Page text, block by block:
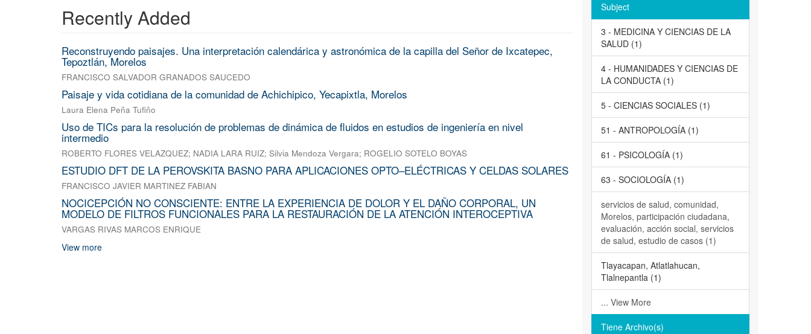
Recently Added
Reconstruyendo paisajes. Una interpretación calendárica y astronómica de la capilla del Señor de Ixcatepec,
Tepoztlán, Morelos
FRANCISCO SALVADOR GRANADOS SAUCEDO
Paisaje y vida cotidiana de la comunidad de Achichipico, Yecapixtla, Morelos
Laura Elena Peña Tufiño
Uso de TICs para la resolución de problemas de dinámica de fluidos en estudios de ingeniería en nivel
intermedio
ROBERTO FLORES VELAZQUEZ; NADIA LARA RUIZ; Silvia Mendoza Vergara; ROGELIO SOTELO BOYAS
ESTUDIO DFT DE LA PEROVSKITA BASNO PARA APLICACIONES OPTO–ELÉCTRICAS Y CELDAS SOLARES
FRANCISCO JAVIER MARTINEZ FABIAN
NOCICEPCIÓN NO CONSCIENTE: ENTRE LA EXPERIENCIA DE DOLOR Y EL DAÑO CORPORAL, UN
MODELO DE FILTROS FUNCIONALES PARA LA RESTAURACIÓN DE LA ATENCIÓN INTEROCEPTIVA
VARGAS RIVAS MARCOS ENRIQUE
View more
Subject
3 - MEDICINA Y CIENCIAS DE LA
SALUD (1)
4 - HUMANIDADES Y CIENCIAS DE
LA CONDUCTA (1)
5 - CIENCIAS SOCIALES (1)
51 - ANTROPOLOGÍA (1)
61 - PSICOLOGÍA (1)
63 - SOCIOLOGÍA (1)
servicios de salud, comunidad,
Morelos, participación ciudadana,
evaluación, acción social, servicios
de salud, estudio de casos (1)
Tlayacapan, Atlatlahucan,
Tlalnepantla (1)
... View More
Tiene Archivo(s)